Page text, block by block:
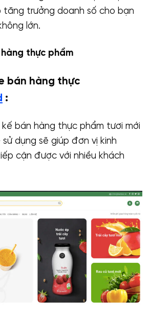
trưởng doanh số cho bạn
lớn.
thực phẩm
bán hàng thực
:
bán hàng thực phẩm tươi mới
dụng sẽ giúp đơn vị kinh
cận được với nhiều khách